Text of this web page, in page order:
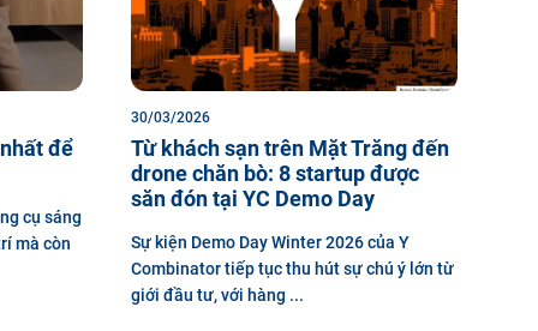
để
cụ sáng
mà còn
30/03/2026
Từ khách sạn trên Mặt Trăng đến
drone chăn bò: 8 startup được
săn đón tại YC Demo Day
Sự kiện Demo Day Winter 2026 của Y
Combinator tiếp tục thu hút sự chú ý lớn từ
giới đầu tư, với hàng ...